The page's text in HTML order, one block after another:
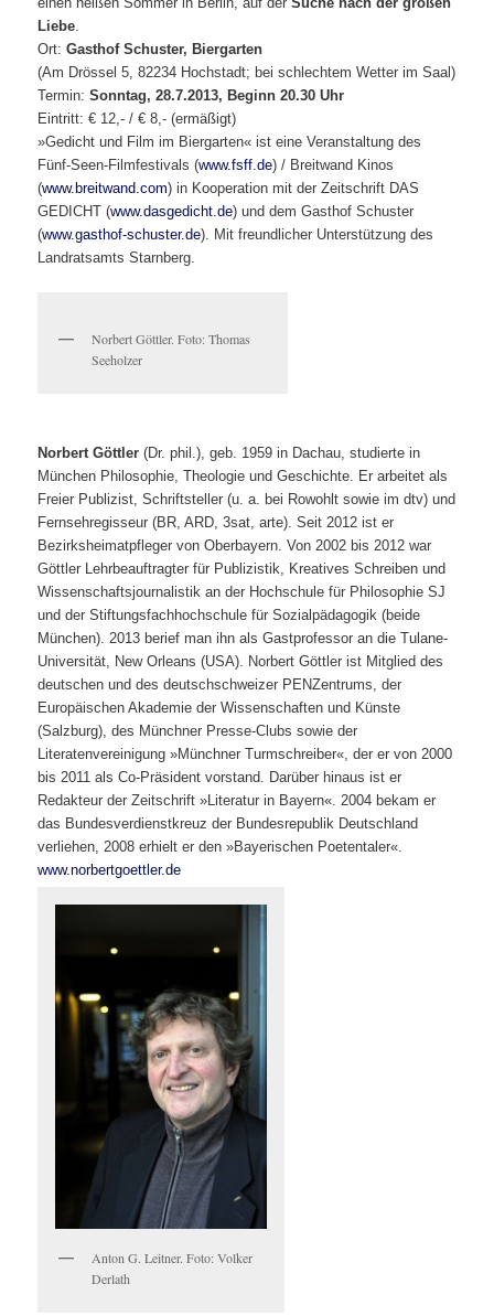
Liebe.
Ort:Gasthof Schuster, Biergarten
(Am Drössel 5, 82234 Hochstadt; bei schlechtem Wetter im Saal)
Termin:Sonntag, 28.7.2013, Beginn 20.30 Uhr
Eintritt: € 12,- / € 8,- (ermäßigt)
»Gedicht und Film im Biergarten« ist eine Veranstaltung des
Fünf-Seen-Filmfestivals (www.fsff.de) / Breitwand Kinos
(www.breitwand.com) in Kooperation mit der Zeitschrift DAS
GEDICHT (www.dasgedicht.de) und dem Gasthof Schuster
(www.gasthof-schuster.de). Mit freundlicher Unterstützung des
Landratsamts Starnberg.
Norbert Göttler. Foto: Thomas
Seeholzer
Norbert Göttler (Dr. phil.), geb. 1959 in Dachau, studierte in
München Philosophie, Theologie und Geschichte. Er arbeitet als
Freier Publizist, Schriftsteller (u. a. bei Rowohlt sowie im dtv) und
Fernsehregisseur (BR, ARD, 3sat, arte). Seit 2012 ist er
Bezirksheimatpfleger von Oberbayern. Von 2002 bis 2012 war
Göttler Lehrbeauftragter für Publizistik, Kreatives Schreiben und
Wissenschaftsjournalistik an der Hochschule für Philosophie SJ
und der Stiftungsfachhochschule für Sozialpädagogik (beide
München). 2013 berief man ihn als Gastprofessor an die Tulane-
Universität, New Orleans (USA). Norbert Göttler ist Mitglied des
deutschen und des deutschschweizer PENZentrums, der
Europäischen Akademie der Wissenschaften und Künste
(Salzburg), des Münchner Presse-Clubs sowie der
Literatenvereinigung »Münchner Turmschreiber«, der er von 2000
bis 2011 als Co-Präsident vorstand. Darüber hinaus ist er
Redakteur der Zeitschrift »Literatur in Bayern«. 2004 bekam er
das Bundesverdienstkreuz der Bundesrepublik Deutschland
verliehen, 2008 erhielt er den »Bayerischen Poetentaler«.
www.norbertgoettler.de
Anton G. Leitner. Foto: Volker
Derlath